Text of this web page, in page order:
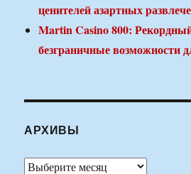
ценителей азартных
Martin Casino 800:
безграничные возможности
АРХИВЫ
Архивы